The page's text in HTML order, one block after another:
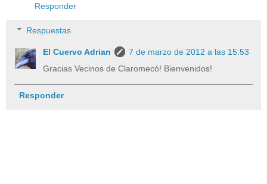
Responder
Respuestas
El Cuervo Adrian
7 de marzo de 2012 a las 15:53
Gracias Vecinos de Claromecó! Bienvenidos!
Responder